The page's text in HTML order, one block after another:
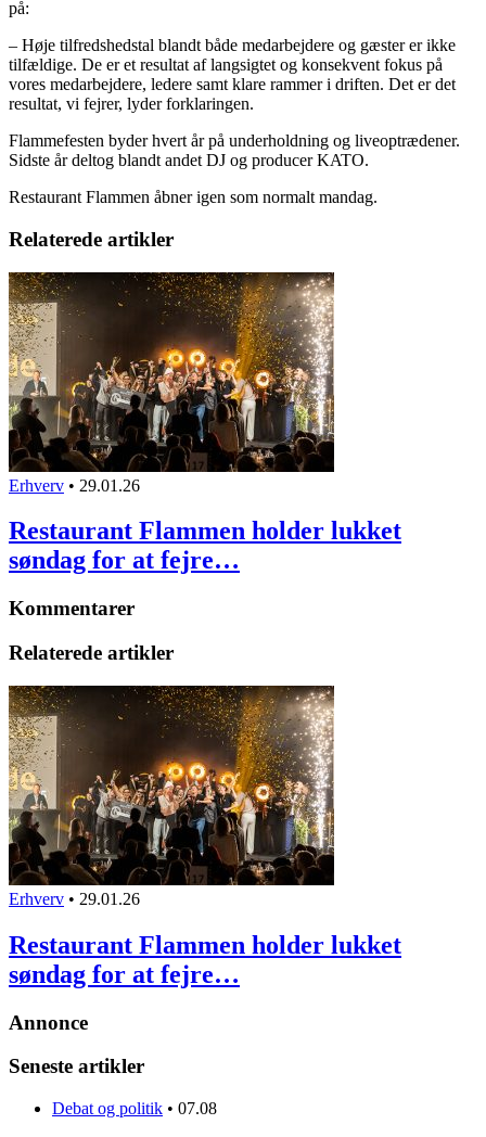
på:
– Høje tilfredshedstal blandt både medarbejdere og gæster er ikke
tilfældige. De er et resultat af langsigtet og konsekvent fokus på
vores medarbejdere, ledere samt klare rammer i driften. Det er det
resultat, vi fejrer, lyder forklaringen.
Flammefesten byder hvert år på underholdning og liveoptrædener.
Sidste år deltog blandt andet DJ og producer KATO.
Restaurant Flammen åbner igen som normalt mandag.
Relaterede artikler
Erhverv • 29.01.26
Restaurant Flammen holder lukket
søndag for at fejre…
Kommentarer
Relaterede artikler
Erhverv • 29.01.26
Restaurant Flammen holder lukket
søndag for at fejre…
Annonce
Seneste artikler
Debat og politik • 07.08